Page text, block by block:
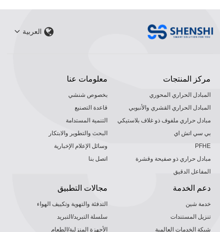
العربية
معلومات عنا
بخصوص شنشي
قاعدة التصنيع
التنمية المستدامة
البحث والتطوير والابتكار
وسائل الإعلام الإخبارية
اتصل بنا
مركز المنتجات
المبادل الحراري المحوري
المبادل الحراري القشري والأنبوبي
مبادل حراري ملفوف ذو غلاف بلاستيكي
بي سي اتش اي
PFHE
مبادل حراري ذو صفيحة وقشرة
المفاعل الدقيق
مجالات التطبيق
التدفئة والتهوية وتكييف الهواء
سلسلة التبريد/التبريد
الأجهزة المنزلية/الطعام
دعم الخدمة
خدمة شين
تنزيل المستندات
شبكة الخدمات العالمية